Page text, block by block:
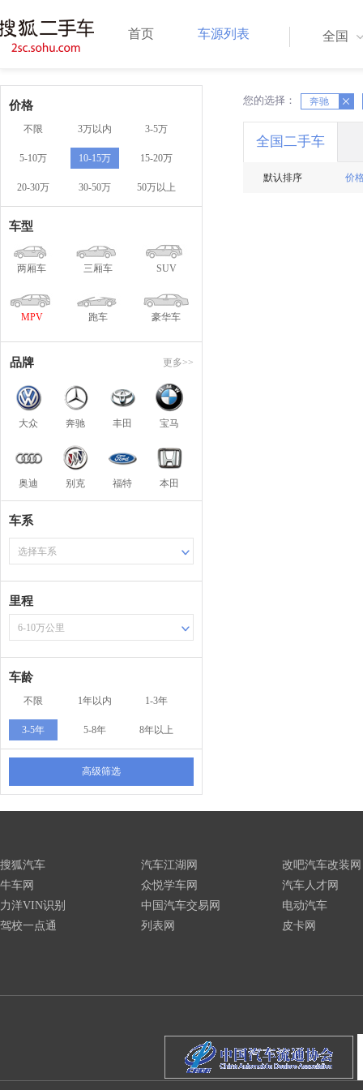
首页 车源列表 全国
价格
不限 3万以内 3-5万
5-10万 10-15万 15-20万
20-30万 30-50万 50万以上
车型
两厢车 三厢车 SUV
MPV 跑车 豪华车
品牌 更多>>
大众 奔驰 丰田 宝马
奥迪 别克 福特 本田
车系
选择车系
里程
6-10万公里
车龄
不限 1年以内 1-3年
3-5年 5-8年 8年以上
高级筛选
您的选择： 奔驰
X X
全国二手车
默认排序 价
搜狐汽车
牛车网
力洋VIN识别
驾校一点通
汽车江湖网
众悦学车网
中国汽车交易网
列表网
改吧汽车改装网
汽车人才网
电动汽车
皮卡网